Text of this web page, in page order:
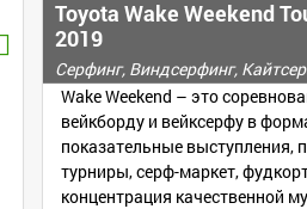
Toyota Wake Weekend
2019
Серфинг, Виндсерфинг,
Wake Weekend – это
вейкборду и вейксерфу в
показательные выступления,
турниры, серф-маркет,
концентрация качественной